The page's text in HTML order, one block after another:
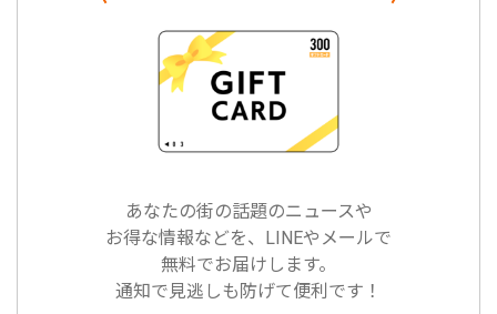
あなたの街の話題のニュースや
お得な情報などを、LINEやメールで
無料でお届けします。
通知で見逃しも防げて便利です！